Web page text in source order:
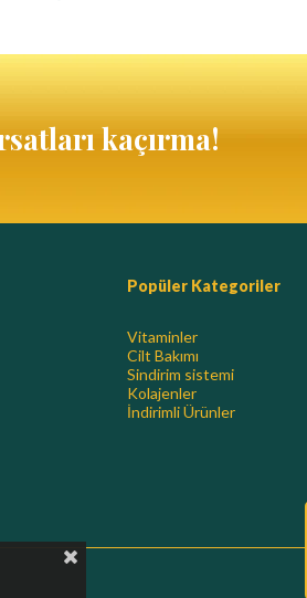
kaçırma!
Popüler Kategoriler
Vitaminler
Cilt Bakımı
Sindirim sistemi
Kolajenler
İndirimli Ürünler